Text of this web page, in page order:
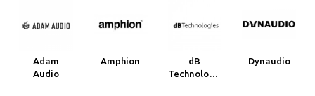
Adam
Audio
Amphion
dB
Technologies
Dynaudio